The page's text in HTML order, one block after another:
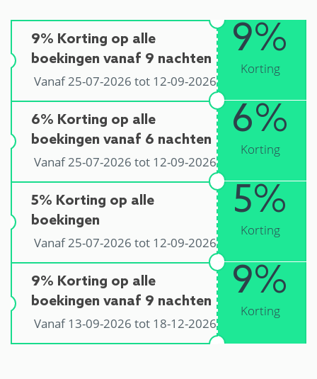
9% Korting op alle
boekingen vanaf 9 nachten
Vanaf 25-07-2026 tot 12-09-2026
9%
Korting
6% Korting op alle
boekingen vanaf 6 nachten
Vanaf 25-07-2026 tot 12-09-2026
6%
Korting
5% Korting op alle
boekingen
Vanaf 25-07-2026 tot 12-09-2026
5%
Korting
9% Korting op alle
boekingen vanaf 9 nachten
Vanaf 13-09-2026 tot 18-12-2026
9%
Korting